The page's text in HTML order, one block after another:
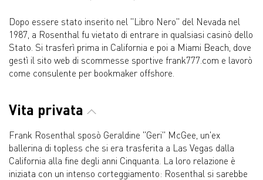
Dopo essere stato inserito nel "Libro Nero" del Nevada nel
1987, a Rosenthal fu vietato di entrare in qualsiasi casinò dello
Stato. Si trasferì prima in California e poi a Miami Beach, dove
gestì il sito web di scommesse sportive frank777.com e lavorò
come consulente per bookmaker offshore.
Vita privata
Frank Rosenthal sposò Geraldine "Geri" McGee, un'ex
ballerina di topless che si era trasferita a Las Vegas dalla
California alla fine degli anni Cinquanta. La loro relazione è
iniziata con un intenso corteggiamento: Rosenthal si sarebbe